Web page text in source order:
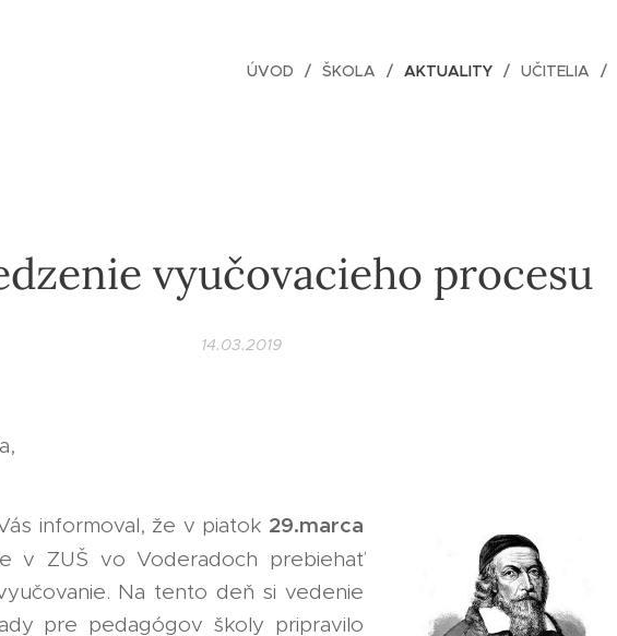
ÚVOD ŠKOLA AKTUALITY UČITELIA
vyučovacieho procesu
14.03.2019
informoval, že v piatok 29.marca
v ZUŠ vo Voderadoch prebiehať
Na tento deň si vedenie
pre pedagógov školy pripravilo